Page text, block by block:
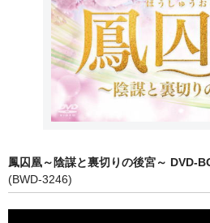
K-POP
北朝鮮作品
ロシア作品
インド作品
イラン作品
鳳囚凰～陰謀と裏切りの後宮～ DVD-
(BWD-3246)